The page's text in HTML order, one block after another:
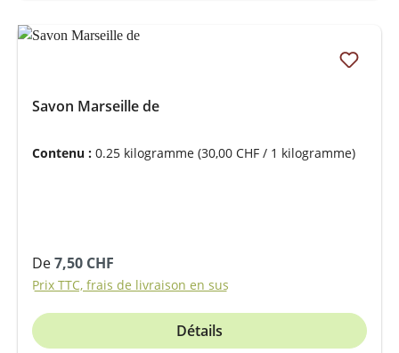
Savon Marseille de
Contenu : 0.25 kilogramme (30,00 CHF / 1 kilogramme)
Prix régulier :
De7,50 CHF
Prix TTC, frais de livraison en sus
Détails